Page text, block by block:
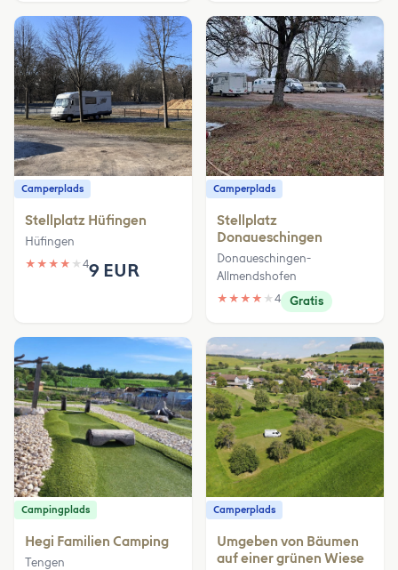
Camperplads
Stellplatz Hüfingen
Hüfingen
★ ★ ★ ★ ★ 49 EUR
Camperplads
Stellplatz
Donaueschingen
Donaueschingen-
Allmendshofen
★ ★ ★ ★ ★ 4 Gratis
Campingplads
Hegi Familien Camping
Tengen
Camperplads
Umgeben von Bäumen
auf einer grünen Wiese